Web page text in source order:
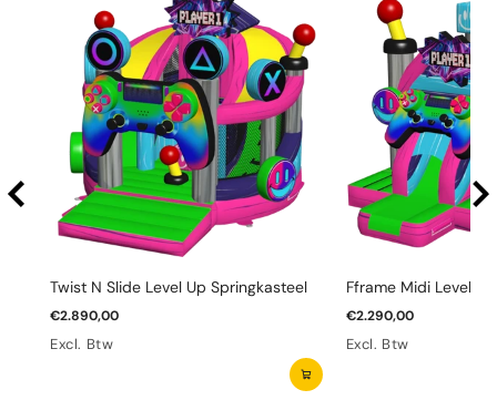
Twist N Slide Level Up Springkasteel
€2.890,00
Excl. Btw
Fframe Midi Level
€2.290,00
Excl. Btw